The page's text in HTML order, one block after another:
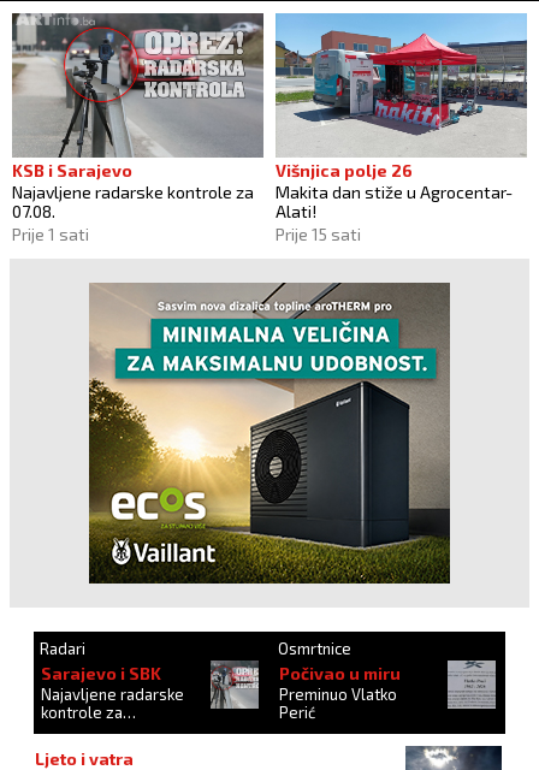
KSB i Sarajevo
Najavljene radarske kontrole za
07.08.
Prije 1 sati
Višnjica polje 26
Makita dan stiže u Agrocentar-
Alati!
Prije 15 sati
Radari
Sarajevo i SBK
Najavljene radarske
kontrole za
27.10.2024.
Osmrtnice
Počivao u miru
Preminuo Vlatko
Perić
Ljeto i vatra